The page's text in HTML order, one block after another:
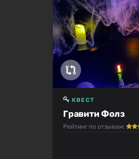
Гравити Фолз
КВЕСТ
Рейтинг по отзывам: